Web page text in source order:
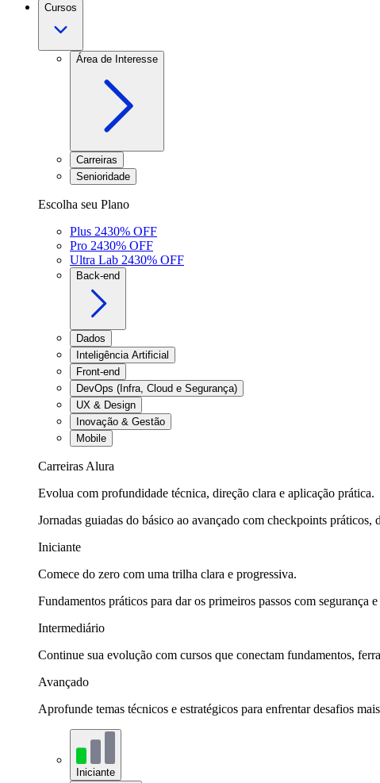
Cursos
Área de Interesse
Carreiras
Senioridade
Escolha seu Plano
Plus 2430% OFF
Pro 2430% OFF
Ultra Lab 2430% OFF
Back-end
Dados
Inteligência Artificial
Front-end
DevOps (Infra, Cloud e Segurança)
UX & Design
Inovação & Gestão
Mobile
Carreiras Alura
Evolua com profundidade técnica, direção clara e aplicação prática.
Jornadas guiadas do básico ao avançado com checkpoints
Iniciante
Comece do zero com uma trilha clara e progressiva.
Fundamentos práticos para dar os primeiros passos com segurança
Intermediário
Continue sua evolução com cursos que conectam fundamentos,
Avançado
Aprofunde temas técnicos e estratégicos para enfrentar desafios
Iniciante